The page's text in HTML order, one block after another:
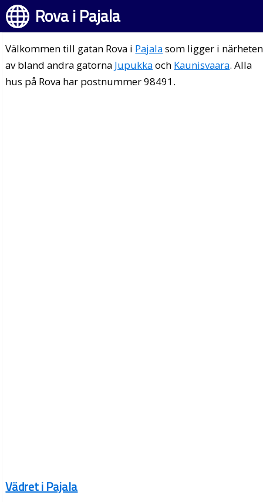
Rova i Pajala
Välkommen till gatan Rova i Pajalasom ligger i närheten
av bland andra gatorna Jupukkaoch Kaunisvaara. Alla
hus på Rova har postnummer 98491.
Vädret i Pajala